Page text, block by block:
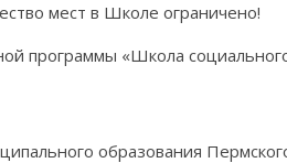
мест в Школе ограничено!
программы «Школа
образования